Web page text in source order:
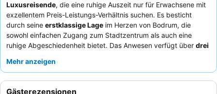
Luxusreisende, die eine ruhige Auszeit nur für Erwachsene mit
exzellentem Preis-Leistungs-Verhältnis suchen. Es besticht
durch seine erstklassige Lage im Herzen von Bodrum, die
sowohl einfachen Zugang zum Stadtzentrum als auch eine
ruhige Abgeschiedenheit bietet. Das Anwesen verfügt über drei
bieten. Gäste loben durchweg das
seinen vielfältigen und köstlichen Optionen. Für ein wirklich
Mehr anzeigen
Gästerezensionen